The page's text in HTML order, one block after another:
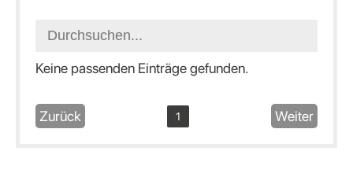
Keine passenden Einträge gefunden.
Zurück 1 Weiter